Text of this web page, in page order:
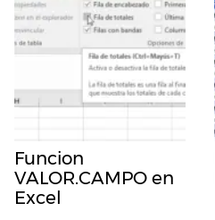
Funcion
VALOR.CAMPO en
Excel